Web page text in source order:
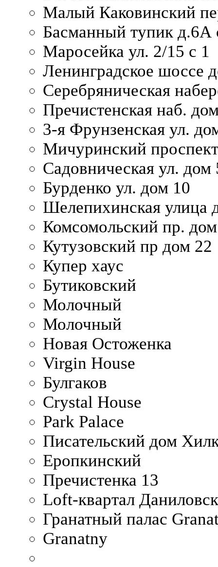
Малый Каковинский
Басманный тупик д.6А
Маросейка ул. 2/15 с 1
Ленинградское шоссе
Серебряническая
Пречистенская наб.
3-я Фрунзенская ул.
Мичуринский
Садовническая ул. дом
Бурденко ул. дом 10
Шелепихинская улица
Комсомольский пр.
Кутузовский пр дом 22
Купер хаус
Бутиковский
Молочный
Молочный
Новая Остоженка
Virgin House
Булгаков
Crystal House
Park Palace
Писательский дом
Еропкинский
Пречистенка 13
Loft-квартал
Гранатный палас
Granatny